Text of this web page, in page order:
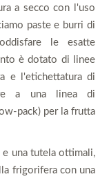
a secco con l'uso
paste e burri di
le esatte
è dotato di linee
e l'etichettatura di
a una linea di
pack) per la frutta
e una tutela ottimali,
frigorifera con una